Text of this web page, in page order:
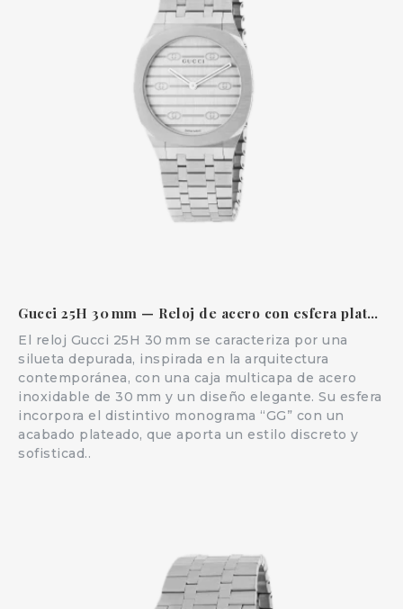
Gucci 25H 30 mm — Reloj de acero con esfera plateada
El reloj Gucci 25H 30 mm se caracteriza por una
silueta depurada, inspirada en la arquitectura
contemporánea, con una caja multicapa de acero
inoxidable de 30 mm y un diseño elegante. Su esfera
incorpora el distintivo monograma “GG” con un
acabado plateado, que aporta un estilo discreto y
sofisticad..